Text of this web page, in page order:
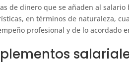
de dinero que se añaden al
en términos de naturaleza,
profesional y de lo acordado